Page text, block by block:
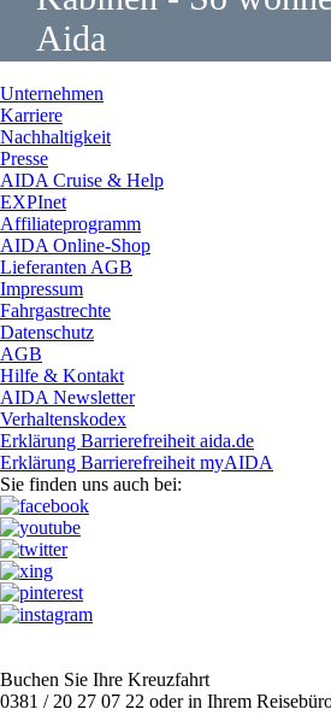
Aida
Unternehmen
Karriere
Nachhaltigkeit
Presse
AIDA Cruise & Help
EXPInet
Affiliateprogramm
AIDA Online-Shop
Lieferanten AGB
Impressum
Fahrgastrechte
Datenschutz
AGB
Hilfe & Kontakt
AIDA Newsletter
Verhaltenskodex
Erklärung Barrierefreiheit aida.de
Erklärung Barrierefreiheit myAIDA
Sie finden uns auch bei:
Buchen Sie Ihre Kreuzfahrt
0381 / 20 27 07 22 oder in Ihrem